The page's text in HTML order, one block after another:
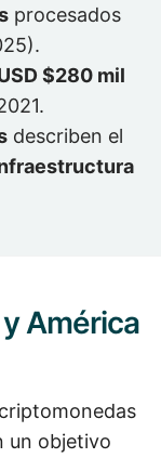
procesados
$280 mil
describen el
América
un objetivo